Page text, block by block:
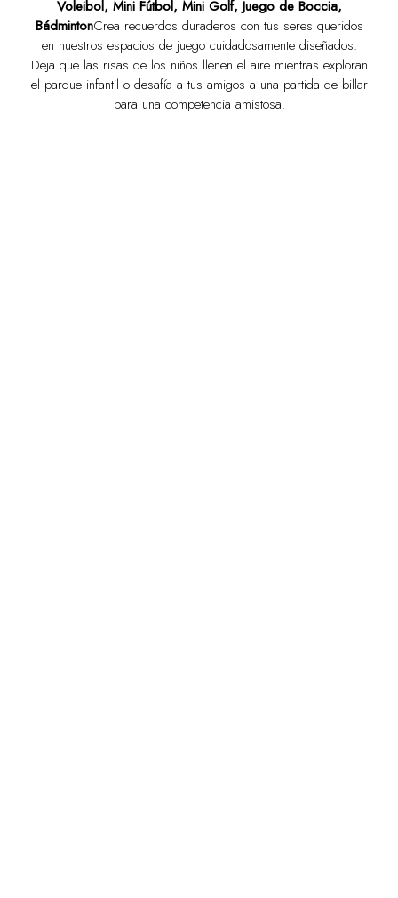
Voleibol, Mini Fútbol, Mini Golf, Juego de Boccia,
BádmintonCrea recuerdos duraderos con tus seres queridos
en nuestros espacios de juego cuidadosamente diseñados.
Deja que las risas de los niños llenen el aire mientras exploran
el parque infantil o desafía a tus amigos a una partida de billar
para una competencia amistosa.